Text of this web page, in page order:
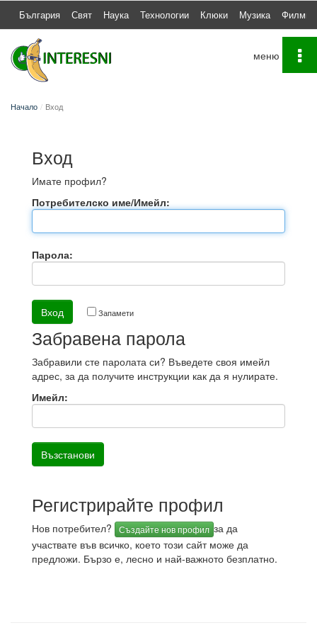
България Свят Наука Технологии Клюки Музика Филми
Начало Вход
Вход
Имате профил?
Потребителско име/Имейл:
Парола:
Запамети
Забравена парола
Забравили сте паролата си? Въведете своя имейл
адрес, за да получите инструкции как да я нулирате.
Имейл:
Регистрирайте профил
Нов потребител? Създайте нов профил за да
участвате във всичко, което този сайт може да
предложи. Бързо е, лесно и най-важното безплатно.